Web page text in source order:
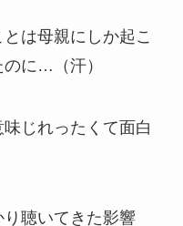
は母親にしか起こ
に…（汗）
じれったくて面白
聴いてきた影響